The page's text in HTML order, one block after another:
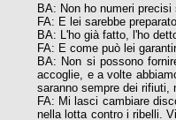
BA: Non ho numeri
FA: E lei sarebbe
BA: L'ho già fatto, l'ho
FA: E come può lei
BA: Non si possono
accoglie, e a volte
saranno sempre dei rifiuti,
FA: Mi lasci cambiare
nella lotta contro i ribelli.